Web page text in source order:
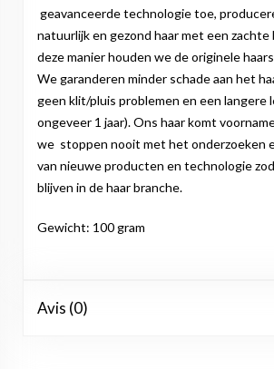
geavanceerde technologie toe,
natuurlijk en gezond haar met een zachte
deze manier houden we de originele
We garanderen minder schade aan het
geen klit/pluis problemen en een langere
ongeveer 1 jaar). Ons haar komt
we stoppen nooit met het onderzoeken
van nieuwe producten en technologie
blijven in de haar branche.
Gewicht: 100 gram
Avis (0)